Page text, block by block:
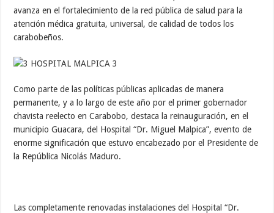
avanza en el fortalecimiento de la red pública de salud para la
atención médica gratuita, universal, de calidad de todos los
carabobeños.
Como parte de las políticas públicas aplicadas de manera
permanente, y a lo largo de este año por el primer gobernador
chavista reelecto en Carabobo, destaca la reinauguración, en el
municipio Guacara, del Hospital “Dr. Miguel Malpica”, evento de
enorme significación que estuvo encabezado por el Presidente de
la República Nicolás Maduro.
Las completamente renovadas instalaciones del Hospital “Dr.